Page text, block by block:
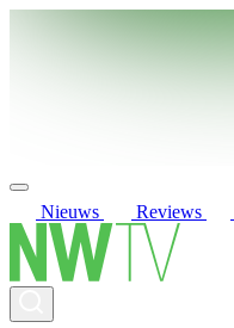
Nieuws Reviews